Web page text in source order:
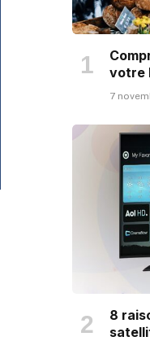
votre
7
8